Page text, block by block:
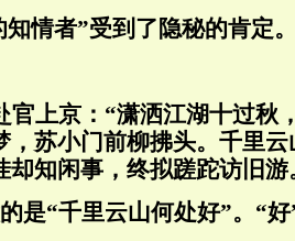
知情者”受到了隐秘的肯定
官上京：“潇洒江湖十过秋
，苏小门前柳拂头。千里
却知闲事，终拟蹉跎访旧游
是“千里云山何处好”。“